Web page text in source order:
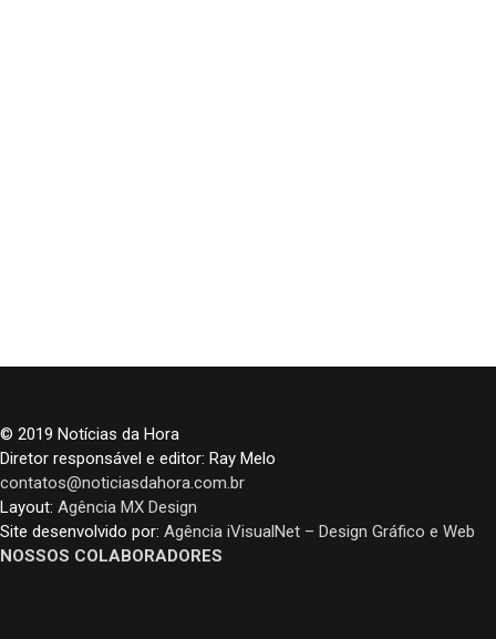
© 2019 Notícias da Hora
Diretor responsável e editor: Ray Melo
contatos@noticiasdahora.com.br
Layout: Agência MX Design
Site desenvolvido por: Agência iVisualNet – Design Gráfico e Web
NOSSOS COLABORADORES